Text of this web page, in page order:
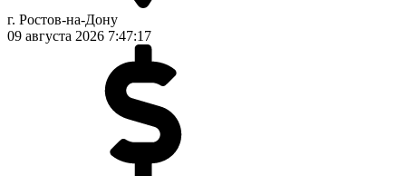
г. Ростов-на-Дону
09 августа 2026 7:47:17